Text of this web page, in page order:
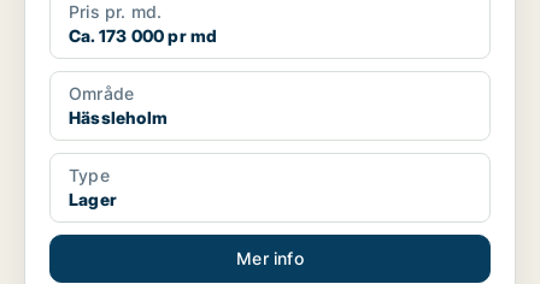
Pris pr. md.
Ca. 173 000 pr md
Område
Hässleholm
Type
Lager
Mer info